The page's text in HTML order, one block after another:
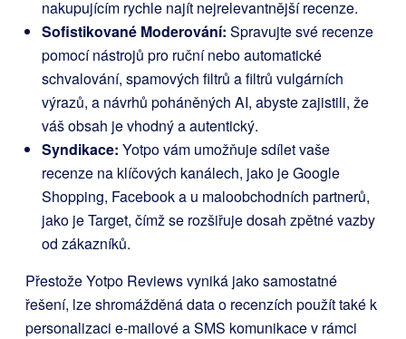
nakupujícím rychle najít nejrelevantnější recenze.
Sofistikované Moderování: Spravujte své recenze
pomocí nástrojů pro ruční nebo automatické
schvalování, spamových filtrů a filtrů vulgárních
výrazů, a návrhů poháněných AI, abyste zajistili, že
váš obsah je vhodný a autentický.
Syndikace: Yotpo vám umožňuje sdílet vaše
recenze na klíčových kanálech, jako je Google
Shopping, Facebook a u maloobchodních partnerů,
jako je Target, čímž se rozšiřuje dosah zpětné vazby
od zákazníků.
Přestože Yotpo Reviews vyniká jako samostatné
řešení, lze shromážděná data o recenzích použít také k
personalizaci e-mailové a SMS komunikace v rámci